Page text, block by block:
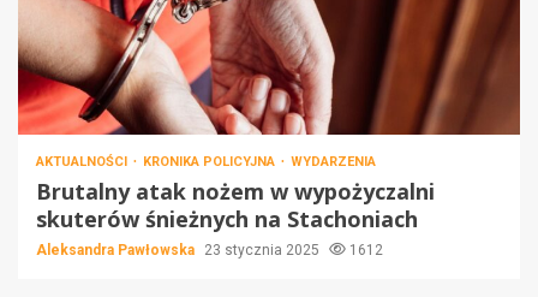
AKTUALNOŚCI KRONIKA POLICYJNA WYDARZENIA
Brutalny atak nożem w wypożyczalni
skuterów śnieżnych na Stachoniach
Aleksandra Pawłowska 23 stycznia 2025 1612